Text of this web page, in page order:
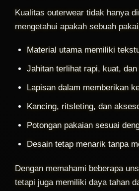
Kualitas outerwear tidak hanya
mengetahui apakah sebuah
Material utama memiliki
Jahitan terlihat rapi, kuat,
Lapisan dalam memberikan
Kancing, ritsleting, dan
Potongan pakaian sesuai
Desain tetap menarik tanpa
Dengan memahami beberapa
tetapi juga memiliki daya tahan